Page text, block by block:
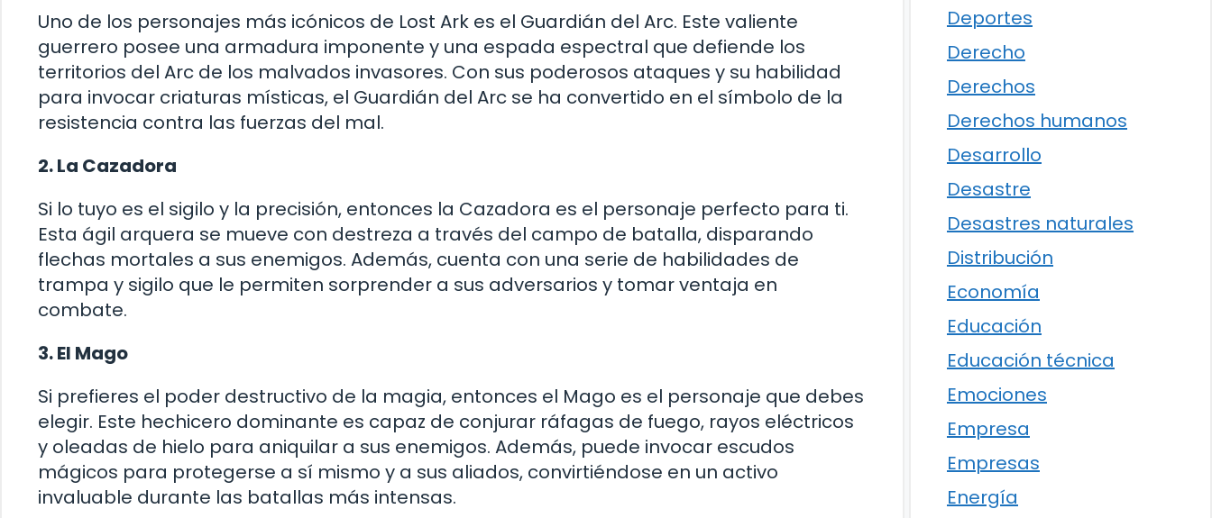
Uno de los personajes más icónicos de Lost Ark es el Guardián del Arc. Este valiente
guerrero posee una armadura imponente y una espada espectral que defiende los
territorios del Arc de los malvados invasores. Con sus poderosos ataques y su habilidad
para invocar criaturas místicas, el Guardián del Arc se ha convertido en el símbolo de la
resistencia contra las fuerzas del mal.
2. La Cazadora
Si lo tuyo es el sigilo y la precisión, entonces la Cazadora es el personaje perfecto para ti.
Esta ágil arquera se mueve con destreza a través del campo de batalla, disparando
flechas mortales a sus enemigos. Además, cuenta con una serie de habilidades de
trampa y sigilo que le permiten sorprender a sus adversarios y tomar ventaja en
combate.
3. El Mago
Si prefieres el poder destructivo de la magia, entonces el Mago es el personaje que debes
elegir. Este hechicero dominante es capaz de conjurar ráfagas de fuego, rayos eléctricos
y oleadas de hielo para aniquilar a sus enemigos. Además, puede invocar escudos
mágicos para protegerse a sí mismo y a sus aliados, convirtiéndose en un activo
invaluable durante las batallas más intensas.
Deportes
Derecho
Derechos
Derechos humanos
Desarrollo
Desastre
Desastres naturales
Distribución
Economía
Educación
Educación técnica
Emociones
Empresa
Empresas
Energía